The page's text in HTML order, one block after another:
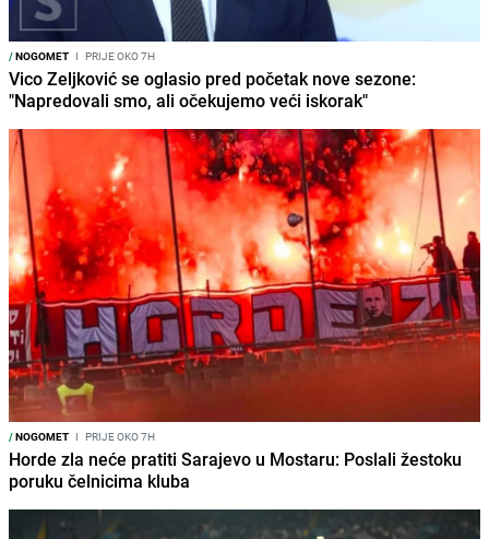
/NOGOMET I PRIJE OKO 7H
Vico Zeljković se oglasio pred početak nove sezone:
"Napredovali smo, ali očekujemo veći iskorak"
/NOGOMET I PRIJE OKO 7H
Horde zla neće pratiti Sarajevo u Mostaru: Poslali žestoku
poruku čelnicima kluba